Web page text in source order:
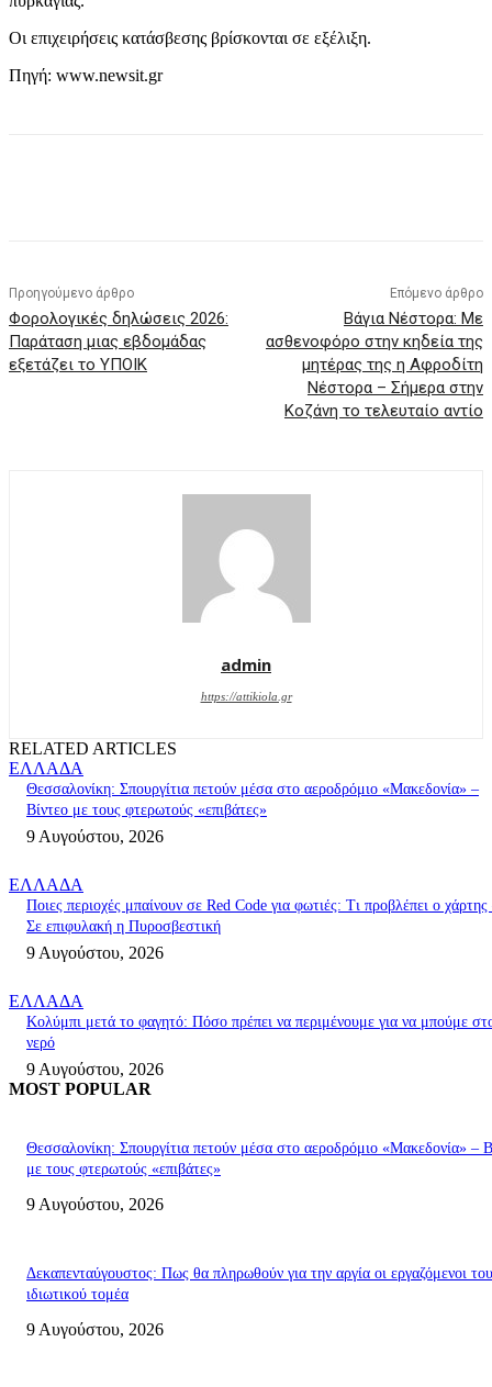
Οι επιχειρήσεις κατάσβεσης βρίσκονται σε εξέλιξη.
Πηγή: www.newsit.gr
Προηγούμενο άρθρο
Φορολογικές δηλώσεις 2026:
Παράταση μιας εβδομάδας
εξετάζει το ΥΠΟΙΚ
Επόμενο άρθρο
Βάγια Νέστορα: Με
ασθενοφόρο στην κηδεία της
μητέρας της η Αφροδίτη
Νέστορα – Σήμερα στην
Κοζάνη το τελευταίο αντίο
admin
https://attikiola.gr
RELATED ARTICLES
ΕΛΛΑΔΑ
Θεσσαλονίκη: Σπουργίτια πετούν μέσα στο αεροδρόμιο «Μακεδονία» –
Βίντεο με τους φτερωτούς «επιβάτες»
9 Αυγούστου, 2026
ΕΛΛΑΔΑ
Ποιες περιοχές μπαίνουν σε Red Code για φωτιές: Τι προβλέπει ο χάρτης
Σε επιφυλακή η Πυροσβεστική
9 Αυγούστου, 2026
ΕΛΛΑΔΑ
Κολύμπι μετά το φαγητό: Πόσο πρέπει να περιμένουμε για να μπούμε
νερό
9 Αυγούστου, 2026
MOST POPULAR
Θεσσαλονίκη: Σπουργίτια πετούν μέσα στο αεροδρόμιο «Μακεδονία» –
με τους φτερωτούς «επιβάτες»
9 Αυγούστου, 2026
Δεκαπενταύγουστος: Πως θα πληρωθούν για την αργία οι εργαζόμενοι του
ιδιωτικού τομέα
9 Αυγούστου, 2026